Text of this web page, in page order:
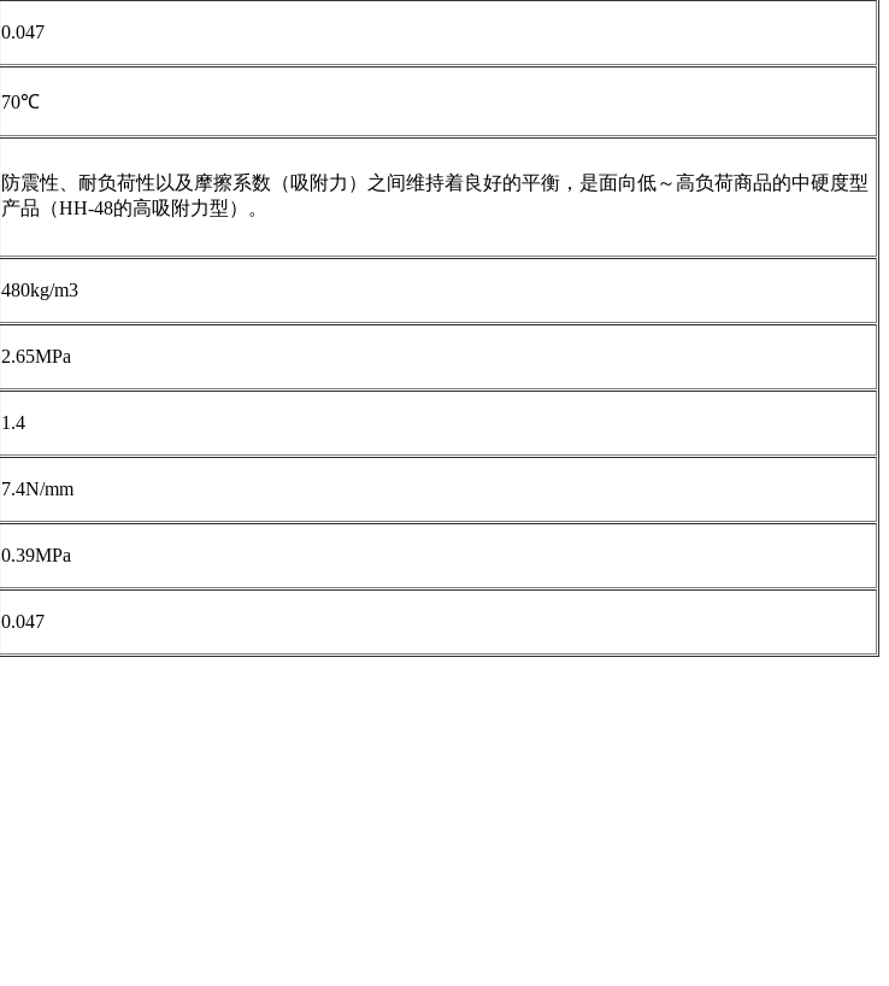
0.047
70℃
防震性、耐负荷性以及摩擦系数（吸附力）之间维持着良好的平衡，是面向低～高负荷商品的中硬度型
产品（HH-48的高吸附力型）。
480kg/m3
2.65MPa
1.4
7.4N/mm
0.39MPa
0.047